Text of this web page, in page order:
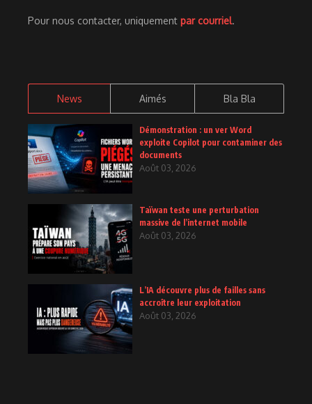
Pour nous contacter, uniquement par courriel.
News Aimés Bla Bla
Démonstration : un ver Word
exploite Copilot pour contaminer des
documents
Août 03, 2026
Taïwan teste une perturbation
massive de l’internet mobile
Août 03, 2026
L’IA découvre plus de failles sans
accroître leur exploitation
Août 03, 2026